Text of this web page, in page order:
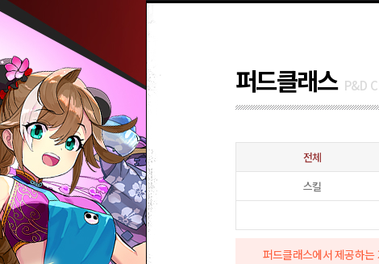
퍼드클래스 P&D
전체
스킬
퍼드클래스에서 제공하